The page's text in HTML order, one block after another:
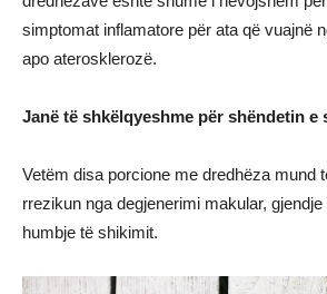
simptomat inflamatore për ata që vuajnë
apo aterosklerozë.
Janë të shkëlqyeshme për shëndetin e
Vetëm disa porcione me dredhëza mund
rrezikun nga degjenerimi makular,
humbje të shikimit.